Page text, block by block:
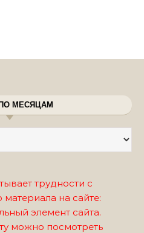
МЕСЯЦАМ
трудности с
на сайте:
элемент сайта.
можно посмотреть